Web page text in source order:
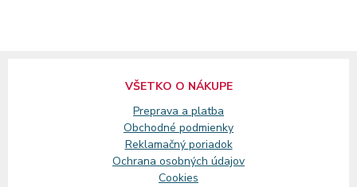
VŠETKO O NÁKUPE
Preprava a platba
Obchodné podmienky
Reklamačný poriadok
Ochrana osobných údajov
Cookies